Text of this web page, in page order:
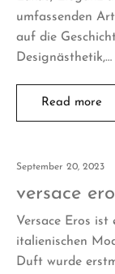
umfassenden
auf die
Designästhetik,…
Read more
September 20, 2023
versace
Versace Eros ist
italienischen
Duft wurde